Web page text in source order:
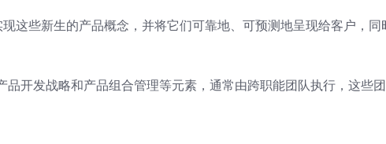
这些新生的产品概念，并将它们可靠地、可预测地呈现给客户，同
品开发战略和产品组合管理等元素，通常由跨职能团队执行，这些